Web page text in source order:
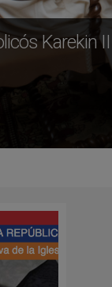
Karekin